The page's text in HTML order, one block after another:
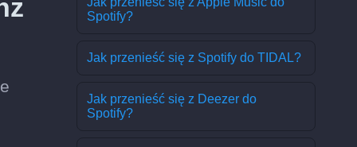
Spotify?
Jak przenieść się z Spotify do TIDAL?
Jak przenieść się z Deezer do
Spotify?